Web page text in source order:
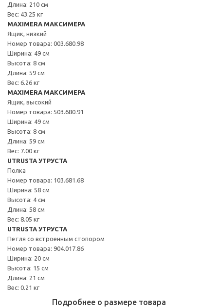
Длина: 210 см
Вес: 43.25 кг
MAXIMERA МАКСИМЕРА
Ящик, низкий
Номер товара: 003.680.98
Ширина: 49 см
Высота: 8 см
Длина: 59 см
Вес: 6.26 кг
MAXIMERA МАКСИМЕРА
Ящик, высокий
Номер товара: 503.680.91
Ширина: 49 см
Высота: 8 см
Длина: 59 см
Вес: 7.00 кг
UTRUSTA УТРУСТА
Полка
Номер товара: 103.681.68
Ширина: 58 см
Высота: 4 см
Длина: 58 см
Вес: 8.05 кг
UTRUSTA УТРУСТА
Петля со встроенным стопором
Номер товара: 904.017.86
Ширина: 20 см
Высота: 15 см
Длина: 21 см
Вес: 0.21 кг
Подробнее о размере товара